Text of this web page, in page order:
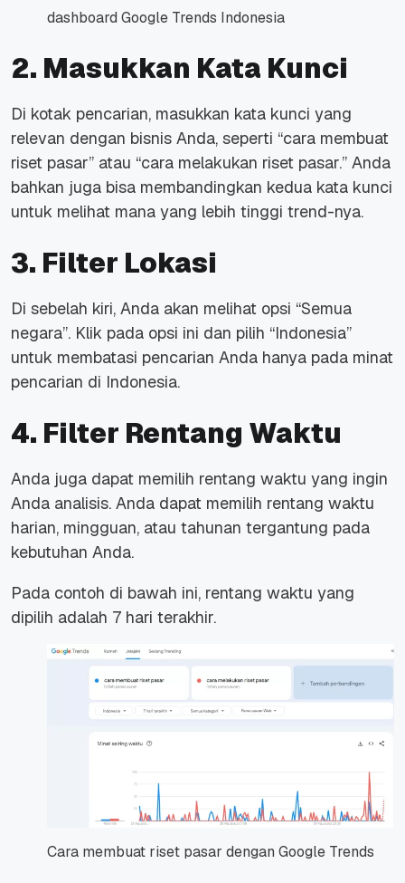
dashboard Google Trends Indonesia
2. Masukkan Kata Kunci
Di kotak pencarian, masukkan kata kunci yang
relevan dengan bisnis Anda, seperti “cara membuat
riset pasar” atau “cara melakukan riset pasar.” Anda
bahkan juga bisa membandingkan kedua kata kunci
untuk melihat mana yang lebih tinggi trend-nya.
3. Filter Lokasi
Di sebelah kiri, Anda akan melihat opsi “Semua
negara”. Klik pada opsi ini dan pilih “Indonesia”
untuk membatasi pencarian Anda hanya pada minat
pencarian di Indonesia.
4. Filter Rentang Waktu
Anda juga dapat memilih rentang waktu yang ingin
Anda analisis. Anda dapat memilih rentang waktu
harian, mingguan, atau tahunan tergantung pada
kebutuhan Anda.
Pada contoh di bawah ini, rentang waktu yang
dipilih adalah 7 hari terakhir.
Cara membuat riset pasar dengan Google Trends